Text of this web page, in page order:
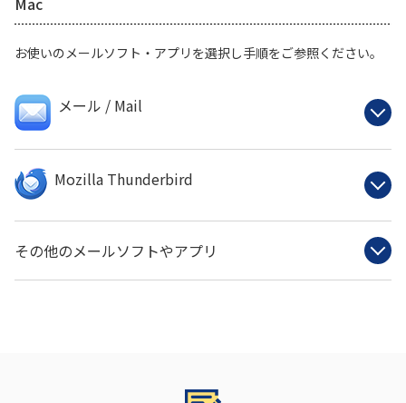
お使いのメールソフト・アプリを選択し手順をご参照ください。
メール / Mail
Mozilla Thunderbird
その他のメールソフトやアプリ